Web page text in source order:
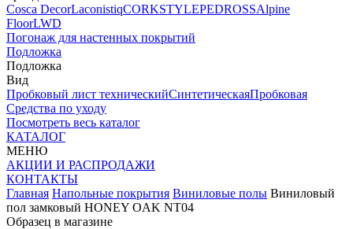
Cosca DecorLaconistiqCORKSTYLEPEDROSSAlpine
FloorLWD
Погонаж для настенных покрытий
Подложка
Подложка
Вид
Пробковый лист техническийСинтетическаяПробковая
Средства по уходу
Посмотреть весь каталог
КАТАЛОГ
МЕНЮ
АКЦИИ И РАСПРОДАЖИ
КОНТАКТЫ
Главная Напольные покрытия Виниловые полы Виниловый
пол замковый HONEY OAK NT04
Образец в магазине